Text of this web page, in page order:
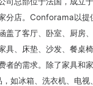
分店。 Conforama以提
盖了客厅、卧室、厨房
具、床垫、沙发、餐桌
者的需求。 除了家具和
如冰箱、洗衣机、电